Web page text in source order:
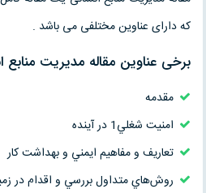
که دارای عناوین مختلفی می باشد .
برخی عناوین مقاله مدیریت منابع
مقدمه
امنيت شغلي1 در آينده
تعاريف و مفاهيم ايمني و بهداشت كار
روش‌هاي متداول بررسي و اقدام در